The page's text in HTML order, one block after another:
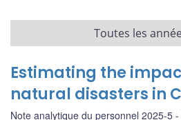
Toutes les
Estimating the
natural disasters in
Note analytique du personnel 2025-5